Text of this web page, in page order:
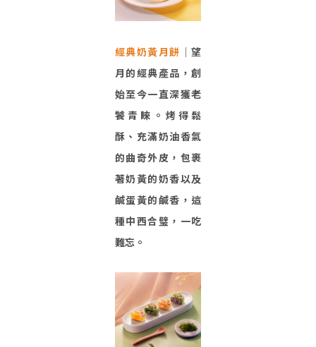
經典奶黃月餅 ｜望
月的經典產品，創
始至今一直深獲老
饕青睞。烤得鬆
酥、充滿奶油香氣
的曲奇外皮，包裹
著奶黃的奶香以及
鹹蛋黃的鹹香，這
種中西合璧，一吃
難忘。